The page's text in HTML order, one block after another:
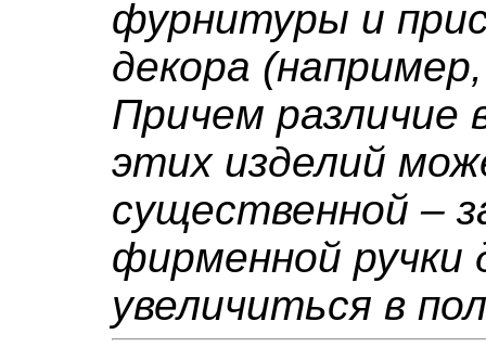
фурнитуры и
декора
Причем различие
этих изделий
существенной –
фирменной
увеличиться в